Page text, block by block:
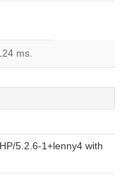
ms.
5.2.6-1+lenny4 with